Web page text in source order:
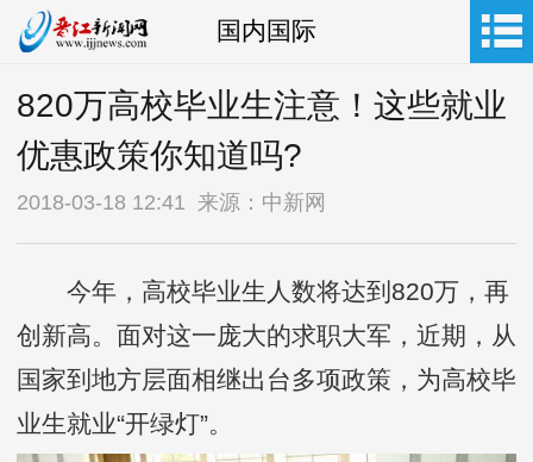
国内国际
820万高校毕业生注意！这些就业
优惠政策你知道吗?
2018-03-18 12:41 来源：中新网
今年，高校毕业生人数将达到820万，再
创新高。面对这一庞大的求职大军，近期，从
国家到地方层面相继出台多项政策，为高校毕
业生就业“开绿灯”。